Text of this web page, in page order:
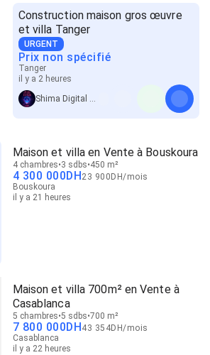
Construction maison gros œuvre
et villa Tanger
URGENT
Prix non spécifié
Tanger
il y a 2 heures
Shima Digital Partner
Maison et villa en Vente à Bouskoura
4 chambres 3 sdbs 450 m²
4 300 000 DH 23 900 DH/mois
Bouskoura
il y a 21 heures
Maison et villa 700m² en Vente à
Casablanca
5 chambres 5 sdbs 700 m²
7 800 000 DH 43 354DH/mois
Casablanca
il y a 22 heures